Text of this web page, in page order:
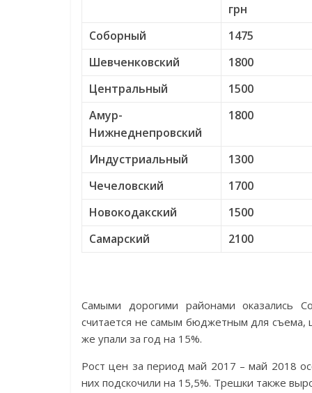
грн
Соборный
1475
Шевченковский
1800
Центральный
1500
Амур-
Нижнеднепровский
1800
Индустриальный 1300
Чечеловский
1700
Новокодакский
1500
Самарский
2100
Самыми дорогими районами оказались
считается не самым бюджетным для съема,
же упали за год на 15%.
Рост цен за период май 2017 – май 2018
них подскочили на 15,5%. Трешки также